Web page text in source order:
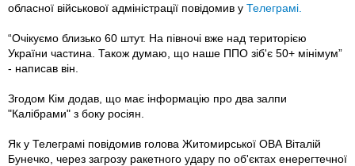
обласної військової адміністрації повідомив у Телеграмі.
“Очікуємо близько 60 штут. На півночі вже над територією
України частина. Також думаю, що наше ППО зіб'є 50+ мінімум”
- написав він.
Згодом Кім додав, що має інформацію про два залпи
"Калібрами" з боку росіян.
Як у Телеграмі повідомив голова Житомирської ОВА Віталій
Бунечко, через загрозу ракетного удару по об'єктах енерегтечної